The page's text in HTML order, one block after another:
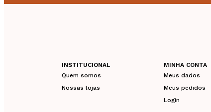
INSTITUCIONAL
Quem somos
Nossas lojas
MINHA CONTA
Meus dados
Meus pedidos
Login